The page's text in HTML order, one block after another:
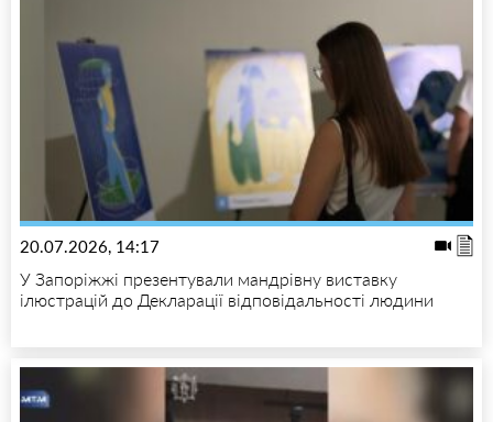
20.07.2026, 14:17
У Запоріжжі презентували мандрівну виставку
ілюстрацій до Декларації відповідальності людини